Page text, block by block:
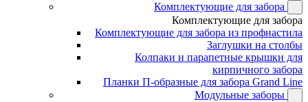
Комплектующие для забора
Комплектующие для забора
Комплектующие для забора из профнастила
Заглушки на столбы
Колпаки и парапетные крышки для
кирпичного забора
Планки П-образные для забора Grand Line
Модульные заборы